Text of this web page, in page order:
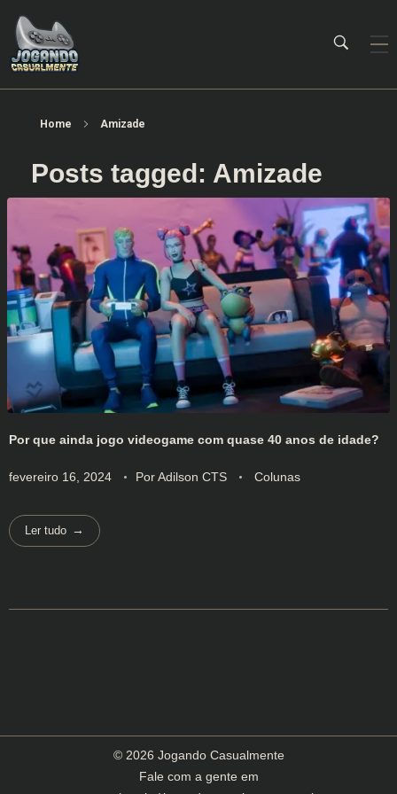
Home Amizade
Posts tagged: Amizade
Por que ainda jogo videogame com quase 40 anos de idade?
fevereiro 16, 2024 PorAdilson CTS Colunas
Ler tudo
© 2026 Jogando Casualmente
Fale com a gente em